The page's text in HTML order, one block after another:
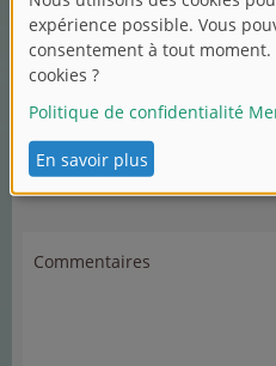
Bébés et jeunes enfants
Voitures
Poupées
Jouets en matière
Jeux de société
Les autres subjets suivants
Commentaires